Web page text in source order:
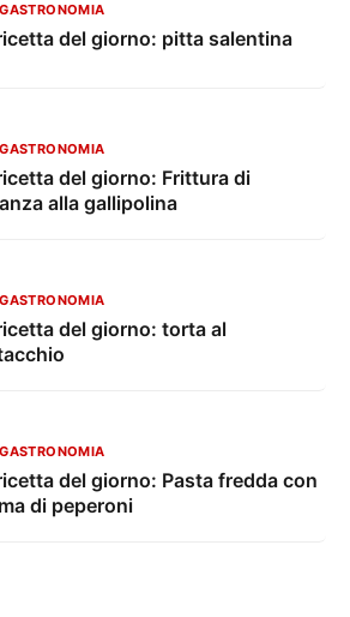
del giorno: pitta salentina
del giorno: Frittura di
alla gallipolina
del giorno: torta al
del giorno: Pasta fredda con
di peperoni